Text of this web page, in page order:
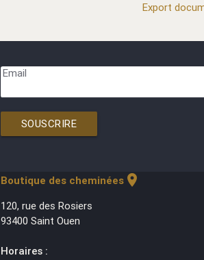
Export
Email
SOUSCRIRE
Boutique des cheminéeslocation_on
120, rue des Rosiers
93400 Saint Ouen
Horaires :